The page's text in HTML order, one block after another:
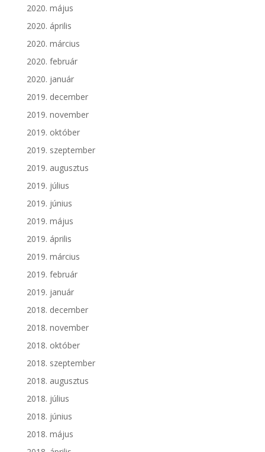
2020. május
2020. április
2020. március
2020. február
2020. január
2019. december
2019. november
2019. október
2019. szeptember
2019. augusztus
2019. július
2019. június
2019. május
2019. április
2019. március
2019. február
2019. január
2018. december
2018. november
2018. október
2018. szeptember
2018. augusztus
2018. július
2018. június
2018. május